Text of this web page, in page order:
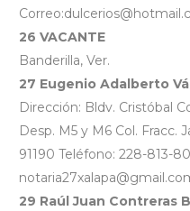
26 VACANTE
Banderilla, Ver.
27 Eugenio Adalberto
Dirección: Bldv. Cristóbal
Desp. M5 y M6 Col. Fracc.
91190 Teléfono: 228-813-
29 Raúl Juan Contreras